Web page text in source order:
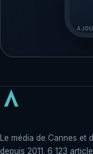
Le média de Cannes et
depuis 2011. 6 123